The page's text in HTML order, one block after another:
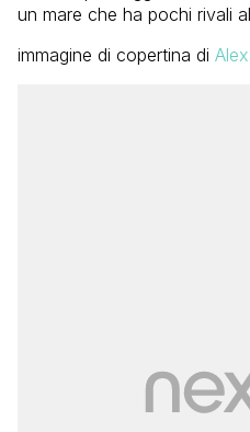
un mare che ha pochi rivali
immagine di copertina di